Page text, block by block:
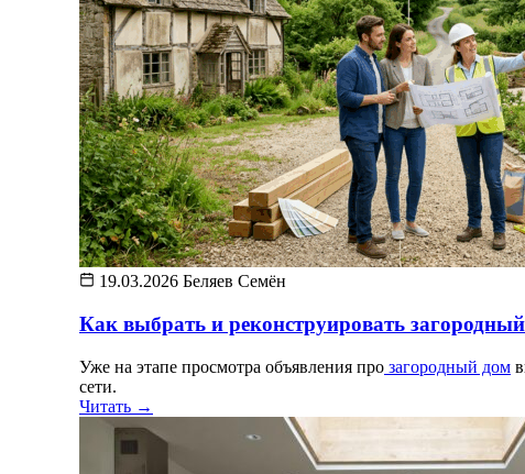
19.03.2026 Беляев Семён
Как выбрать и реконструировать
Уже на этапе просмотра объявления про загородный дом
сети.
Читать →